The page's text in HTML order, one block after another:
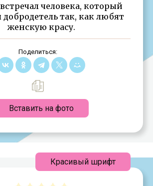
человека, который
так, как любят
женскую красу.
Поделиться:
Вставить на фото
Красивый шрифт